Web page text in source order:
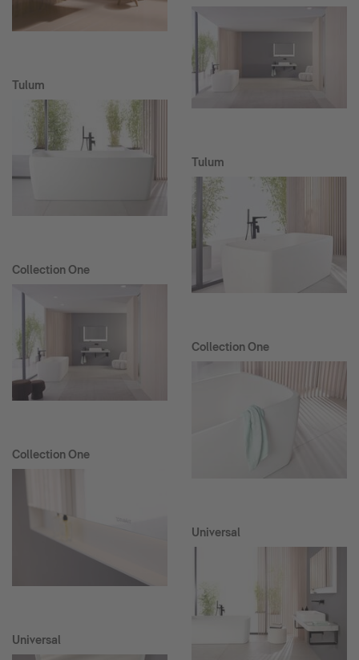
Tulum
Collection One
Collection One
Universal
Tulum
Collection One
Universal